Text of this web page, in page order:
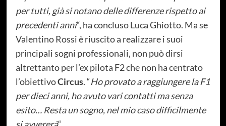
per tutti, già si notano delle differenze rispetto ai
precedenti anni“, ha concluso Luca Ghiotto. Ma se
Valentino Rossi è riuscito a realizzare i suoi
principali sogni professionali, non può dirsi
altrettanto per l’ex pilota F2 che non ha centrato
l’obiettivoCircus. “Ho provato a raggiungere la F1
per dieci anni, ho avuto vari contatti ma senza
esito… Resta un sogno, nel mio caso difficilmente